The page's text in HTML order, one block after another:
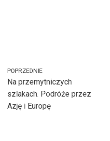
POPRZEDNIE
Na przemytniczych
szlakach. Podróże przez
Azję i Europę